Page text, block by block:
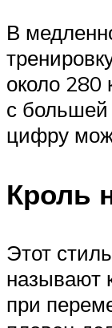
В
около 280
с большей
цифру
Кроль
Этот
называют
при